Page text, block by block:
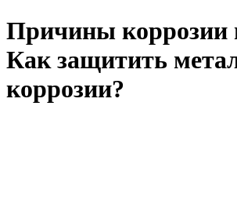
Причины коррозии
Как защитить
коррозии?